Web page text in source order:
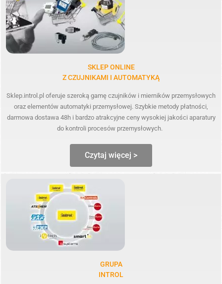
SKLEP ONLINE
Z CZUJNIKAMI I AUTOMATYKĄ
Sklep.introl.pl oferuje szeroką gamę czujników i mierników przemysłowych
oraz elementów automatyki przemysłowej. Szybkie metody płatności,
darmowa dostawa 48h i bardzo atrakcyjne ceny wysokiej jakości aparatury
do kontroli procesów przemysłowych.
Czytaj więcej >
GRUPA
INTROL